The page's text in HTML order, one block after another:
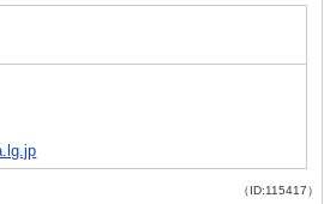
（ID:115417）